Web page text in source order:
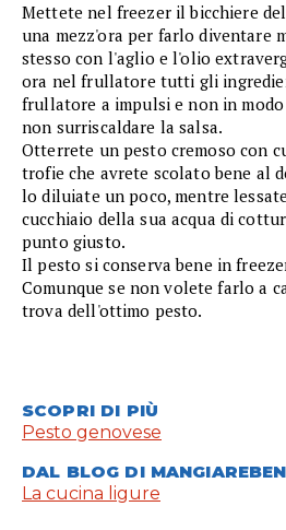
Mettete nel freezer il bicchiere
una mezz'ora per farlo diventare
stesso con l'aglio e l'olio
ora nel frullatore tutti gli
frullatore a impulsi e non in
non surriscaldare la salsa.
Otterrete un pesto cremoso con
trofie che avrete scolato bene al
lo diluiate un poco, mentre
cucchiaio della sua acqua di
punto giusto.
Il pesto si conserva bene in
Comunque se non volete farlo a
trova dell'ottimo pesto.
SCOPRI DI PIÙ
Pesto genovese
DAL BLOG DI
La cucina ligure